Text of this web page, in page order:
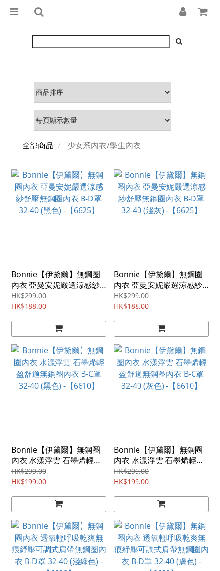
全部商品 少女系內衣/學生內衣
Bonnie【伊黛爾】無鋼圈
內衣 亞曼安妮嚴選涼感紗
舒壓無鋼圈內衣 B-D罩 32-
40 (黑色) -【6625】
HK$299.00
HK$188.00
Bonnie【伊黛爾】無鋼圈
內衣 亞曼安妮嚴選涼感紗
舒壓無鋼圈內衣 B-D罩 32-
40 (淺灰) -【6625】
HK$299.00
HK$188.00
Bonnie【伊黛爾】無鋼圈
內衣 水漾浮雲 石墨烯輕盈
舒適無鋼圈內衣 B-C罩 32-
40 (黑色) -【6610】
HK$299.00
HK$199.00
Bonnie【伊黛爾】無鋼圈
內衣 水漾浮雲 石墨烯輕盈
舒適無鋼圈內衣 B-C罩 32-
40 (灰色) -【6610】
HK$299.00
HK$199.00